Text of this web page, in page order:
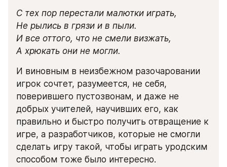
С тех пор перестали малютки играть,
Не рылись в грязи и в пыли.
И все оттого, что не смели визжать,
А хрюкать они не могли.
И виновным в неизбежном разочаровании
игрок сочтет, разумеется, не себя,
поверившего пустозвонам, и даже не
добрых учителей, научивших его, как
правильно и быстро получить отвращение к
игре, а разработчиков, которые не смогли
сделать игру такой, чтобы играть уродским
способом тоже было интересно.